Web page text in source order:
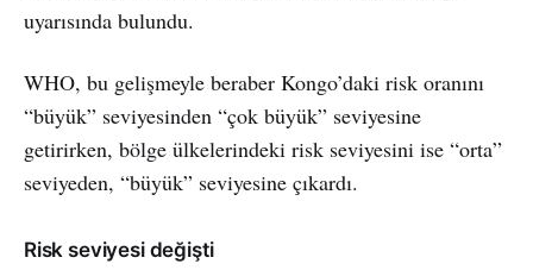
uyarısında bulundu.
WHO, bu gelişmeyle beraber Kongo’daki risk oranını
“büyük” seviyesinden “çok büyük” seviyesine
getirirken, bölge ülkelerindeki risk seviyesini ise “orta”
seviyeden, “büyük” seviyesine çıkardı.
Risk seviyesi değişti